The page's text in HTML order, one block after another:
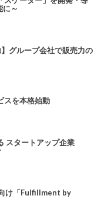
に～
グループ会社で販売力の
スを本格始動
スタートアップ企業
け「Fulfillment by